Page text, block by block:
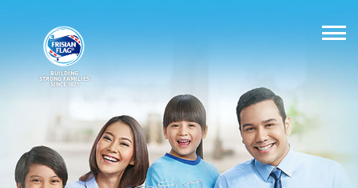
BUILDING
STRONG FAMILIES
SINCE 1871